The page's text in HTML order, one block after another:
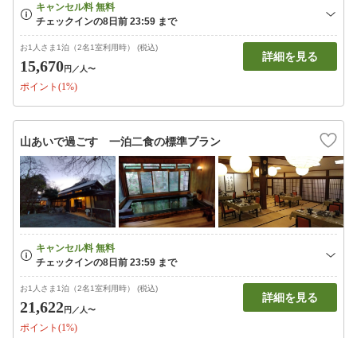
お1人さま1泊（2名1室利用時） (税込)
15,670円 ／人〜
ポイント(1%)
詳細を見る
山あいで過ごす 一泊二食の標準プラン
お1人さま1泊（2名1室利用時） (税込)
21,622円 ／人〜
ポイント(1%)
詳細を見る